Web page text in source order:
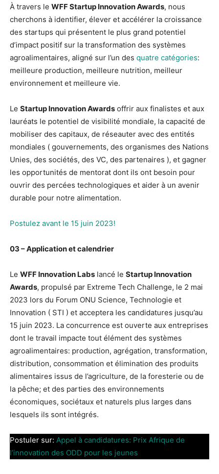
À travers le WFF Startup Innovation Awards, nous
cherchons à identifier, élever et accélérer la croissance
des startups qui présentent le plus grand potentiel
d’impact positif sur la transformation des systèmes
agroalimentaires, aligné sur l’un des quatre catégories:
meilleure production, meilleure nutrition, meilleur
environnement et meilleure vie.
Le Startup Innovation Awards offrir aux finalistes et aux
lauréats le potentiel de visibilité mondiale, la capacité de
mobiliser des capitaux, de réseauter avec des entités
mondiales ( gouvernements, des organismes des Nations
Unies, des sociétés, des VC, des partenaires ), et gagner
les opportunités de mentorat dont ils ont besoin pour
ouvrir des percées technologiques et aider à un avenir
durable pour notre alimentation.
Postulez avant le 15 juin 2023!
03 – Application et calendrier
Le WFF Innovation Labs lancé le Startup Innovation
Awards, propulsé par Extreme Tech Challenge, le 2 mai
2023 lors du Forum ONU Science, Technologie et
Innovation ( STI ) et acceptera les candidatures jusqu’au
15 juin 2023. La concurrence est ouverte aux entreprises
dont le travail impacte tout élément des systèmes
agroalimentaires: production, agrégation, transformation,
distribution, consommation et élimination des produits
alimentaires issus de l’agriculture, de la foresterie ou de
la pêche; et des parties des environnements
économiques, sociétaux et naturels plus larges dans
lesquels ils sont intégrés.
Postuler sur: Appel à candidatures: Prix Afrique de
l’innovation des ODD pour les jeunes